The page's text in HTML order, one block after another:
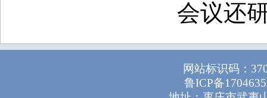
会议还
网站标识码：
鲁ICP备